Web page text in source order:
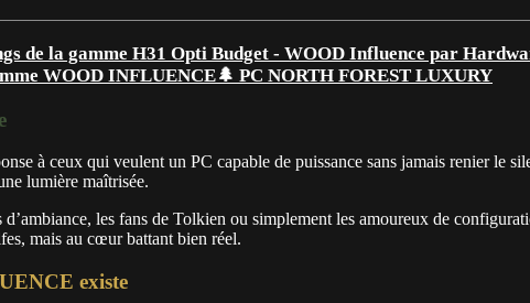
🌲 PC NORTH FOREST LUXURY
à ceux qui veulent un PC capable de puissance sans jamais renier le
lumière maîtrisée.
d’ambiance, les fans de Tolkien ou simplement les amoureux de
mais au cœur battant bien réel.
existe